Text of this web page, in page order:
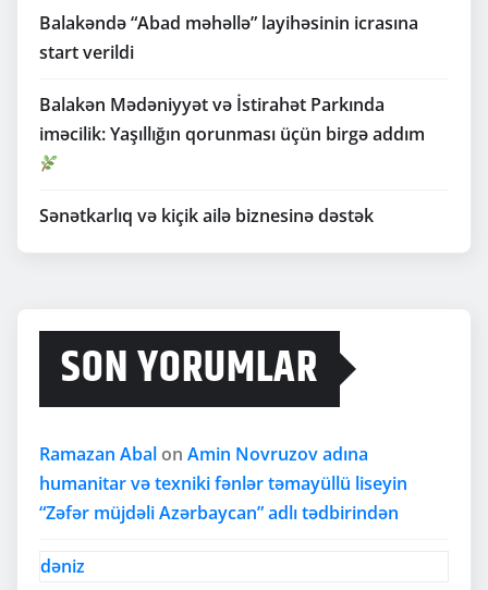
Balakəndə “Abad məhəllə” layihəsinin icrasına
start verildi
Balakən Mədəniyyət və İstirahət Parkında
iməcilik: Yaşıllığın qorunması üçün birgə addım
Sənətkarlıq və kiçik ailə biznesinə dəstək
SON YORUMLAR
Ramazan Abal on Amin Novruzov adına
humanitar və texniki fənlər təmayüllü liseyin
“Zəfər müjdəli Azərbaycan” adlı tədbirindən
dəniz